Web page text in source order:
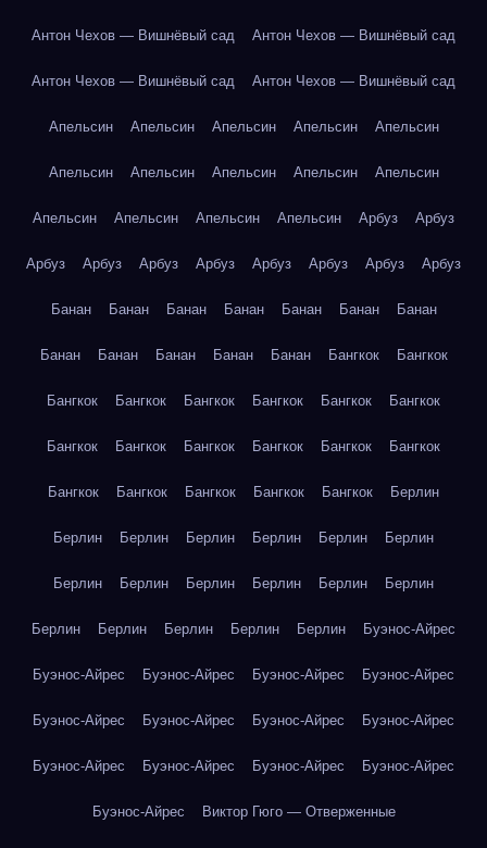
Антон Чехов — Вишнёвый сад Антон Чехов — Вишнёвый сад
Антон Чехов — Вишнёвый сад Антон Чехов — Вишнёвый сад
Апельсин Апельсин Апельсин Апельсин Апельсин
Апельсин Апельсин Апельсин Апельсин Апельсин
Апельсин Апельсин Апельсин Апельсин Арбуз Арбуз
Арбуз Арбуз Арбуз Арбуз Арбуз Арбуз Арбуз Арбуз
Банан Банан Банан Банан Банан Банан Банан
Банан Банан Банан Банан Банан Бангкок Бангкок
Бангкок Бангкок Бангкок Бангкок Бангкок Бангкок
Бангкок Бангкок Бангкок Бангкок Бангкок Бангкок
Бангкок Бангкок Бангкок Бангкок Бангкок Берлин
Берлин Берлин Берлин Берлин Берлин Берлин
Берлин Берлин Берлин Берлин Берлин Берлин
Берлин Берлин Берлин Берлин Берлин Буэнос-Айрес
Буэнос-Айрес Буэнос-Айрес Буэнос-Айрес Буэнос-Айрес
Буэнос-Айрес Буэнос-Айрес Буэнос-Айрес Буэнос-Айрес
Буэнос-Айрес Буэнос-Айрес Буэнос-Айрес Буэнос-Айрес
Буэнос-Айрес Виктор Гюго — Отверженные